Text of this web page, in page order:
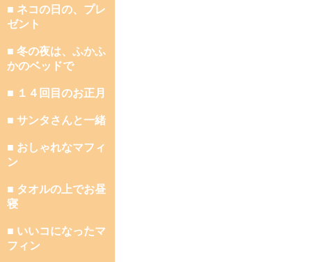
■ ネコの日の、プレ
ゼント
■ 冬の夜は、ふかふ
かのベッドで
■ １４回目のお正月
■ サンタさんと一緒
■ おしゃれなマフィ
ン
■ タオルの上でお昼
寝
■ いいコになったマ
フィン